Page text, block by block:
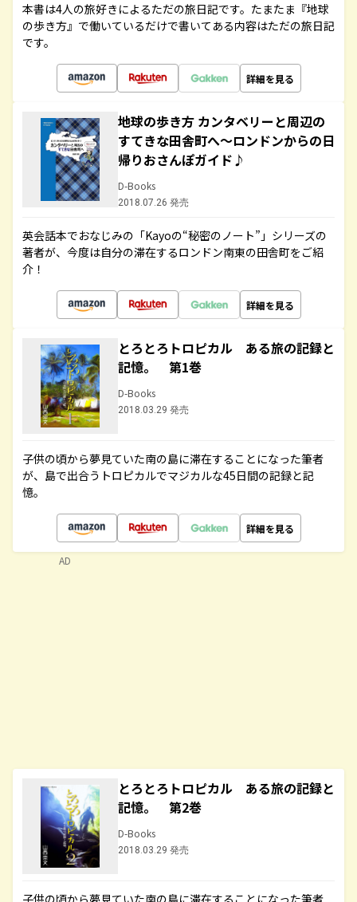
本書は4人の旅好きによるただの旅日記です。たまたま『地球
の歩き方』で働いているだけで書いてある内容はただの旅日記
です。
詳細を見る
地球の歩き方 カンタベリーと周辺の
すてきな田舎町へ～ロンドンからの日
帰りおさんぽガイド♪
D-Books
2018.07.26 発売
英会話本でおなじみの「Kayoの“秘密のノート”」シリーズの
著者が、今度は自分の滞在するロンドン南東の田舎町をご紹
介！
詳細を見る
とろとろトロピカル ある旅の記録と
記憶。 第1巻
D-Books
2018.03.29 発売
子供の頃から夢見ていた南の島に滞在することになった筆者
が、島で出合うトロピカルでマジカルな45日間の記録と記
憶。
詳細を見る
とろとろトロピカル ある旅の記録と
記憶。 第2巻
D-Books
2018.03.29 発売
子供の頃から夢見ていた南の島に滞在することになった筆者
AD